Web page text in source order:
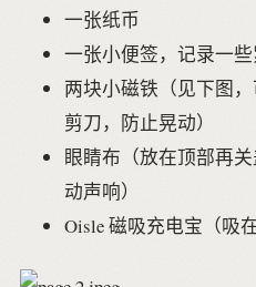
一张纸币
一张小便签，记录一
两块小磁铁（见下图
剪刀，防止晃动）
眼睛布（放在顶部再
动声响）
Oisle 磁吸充电宝（吸